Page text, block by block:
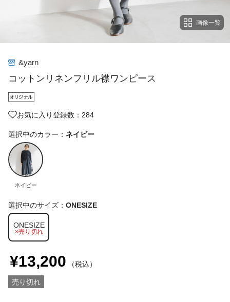
画像一覧
&yarn
コットンリネンフリル襟ワンピース
お気に入り登録数：284
選択中のカラー： ネイビー
ネイビー
選択中のサイズ： ONESIZE
ONESIZE
×売り切れ
¥13,200 （税込）
売り切れ